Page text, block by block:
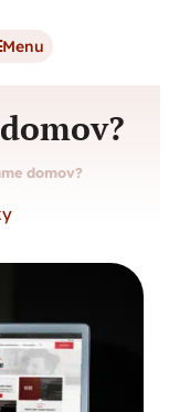
Menu
domov?